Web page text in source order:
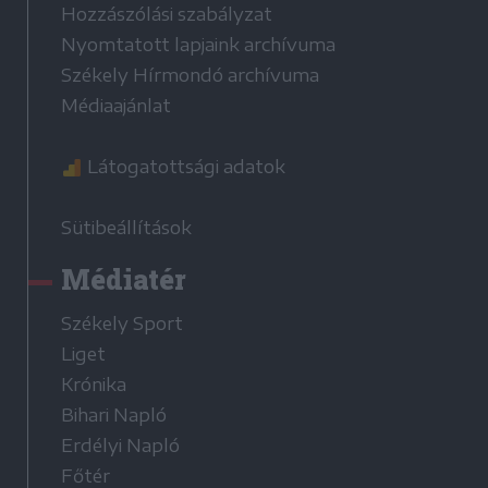
Hozzászólási szabályzat
Nyomtatott lapjaink archívuma
Székely Hírmondó archívuma
Médiaajánlat
Látogatottsági adatok
Sütibeállítások
Médiatér
Székely Sport
Liget
Krónika
Bihari Napló
Erdélyi Napló
Főtér